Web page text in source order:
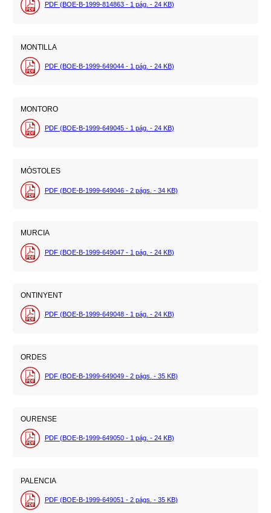
PDF (BOE-B-1999-814863 - 1 pág. - 24 KB)
MONTILLA
PDF (BOE-B-1999-649044 - 1 pág. - 24 KB)
MONTORO
PDF (BOE-B-1999-649045 - 1 pág. - 24 KB)
MÓSTOLES
PDF (BOE-B-1999-649046 - 2 págs. - 34 KB)
MURCIA
PDF (BOE-B-1999-649047 - 1 pág. - 24 KB)
ONTINYENT
PDF (BOE-B-1999-649048 - 1 pág. - 24 KB)
ORDES
PDF (BOE-B-1999-649049 - 2 págs. - 35 KB)
OURENSE
PDF (BOE-B-1999-649050 - 1 pág. - 24 KB)
PALENCIA
PDF (BOE-B-1999-649051 - 2 págs. - 35 KB)